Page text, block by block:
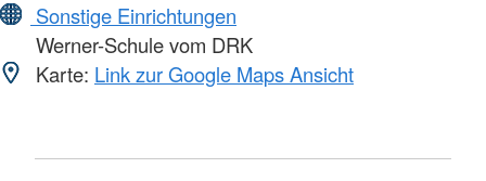
Sonstige Einrichtungen
Werner-Schule vom DRK
Karte: Link zur Google Maps Ansicht